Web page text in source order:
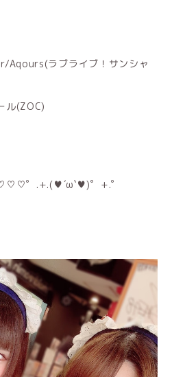
ラブライブ！サンシャ
ル(ZOC)
♡♡♡゜.+.(♥´ω`♥)゜+.゜